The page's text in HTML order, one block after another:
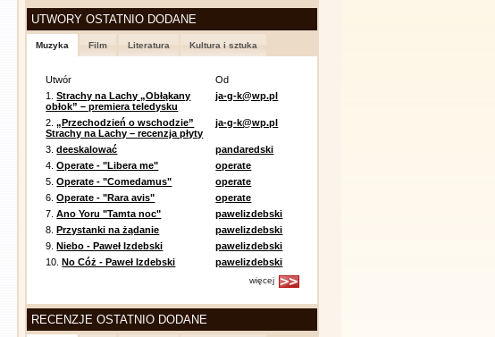
UTWORY OSTATNIO DODANE
Muzyka Film Literatura Kultura i sztuka
Utwór
Od
1.Strachy na Lachy „Obłąkany
obłok” – premiera teledysku
ja-g-k@wp.pl
2.„Przechodzień o wschodzie”
Strachy na Lachy – recenzja płyty
ja-g-k@wp.pl
3.deeskalować
pandaredski
4.Operate - "Libera me"
operate
5.Operate - "Comedamus"
operate
6.Operate - "Rara avis"
operate
7.Ano Yoru "Tamta noc"
pawelizdebski
8.Przystanki na żądanie
pawelizdebski
9.Niebo - Paweł Izdebski
pawelizdebski
10.No Cóż - Paweł Izdebski pawelizdebski
więcej
RECENZJE OSTATNIO DODANE